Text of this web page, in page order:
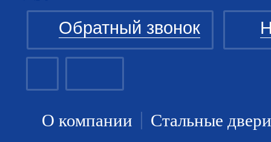
О компании
Стальные двери
Обратный звонок